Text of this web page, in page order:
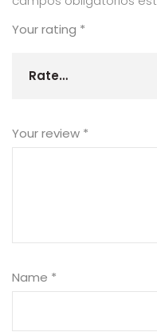
Name *
Your rating *
Your review *